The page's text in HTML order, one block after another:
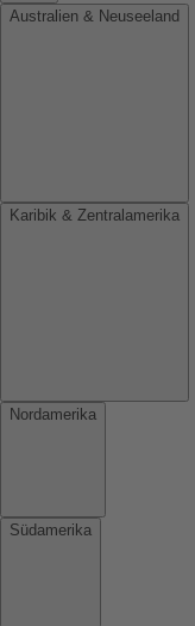
Australien & Neuseeland
Karibik & Zentralamerika
Nordamerika
Südamerika